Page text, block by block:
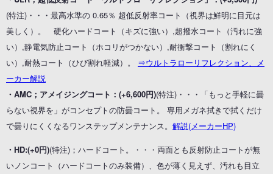
(特注)・・・最高水準の 0.65％ 超低反射率コート（視界は鮮明に目元は
美しく）。 硬化ハードコート（キズに強い）,超撥水コート（汚れに強
い）,静電気防止コート（ホコリがつかない）,耐衝撃コート（割れにく
い）,耐熱コート（ひび割れ軽減）。 ⇒ウルトラローリフレクション、メ
ーカー解説
・AMC；アメイジングコート：(+6,600円)(特注)・・・「もっと手軽に曇
らない視界を」がコンセプトの防曇コート。 専用メガネ拭きで拭くだけ
で曇りにくくなるワンステップメンテナンス。 解説(メーカーHP)
・HD:(+0円)(特注)；ハードコート。・・・両面とも反射防止コートが無
いノンコート（ハードコートのみ装備）、色が薄く見えず、汚れも目立